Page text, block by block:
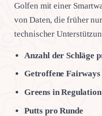
Golfen mit einer
von Daten, die früher
technischer
Anzahl der Schläge
Getroffene
Greens in
Putts pro Runde